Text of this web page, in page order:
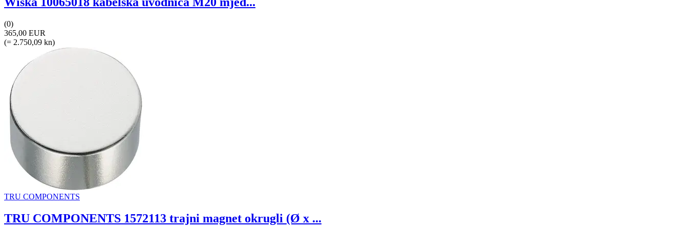
(0)
365,00 EUR
(= 2.750,09 kn)
TRU COMPONENTS
TRU COMPONENTS 1572113 trajni magnet okrugli (Ø x ...